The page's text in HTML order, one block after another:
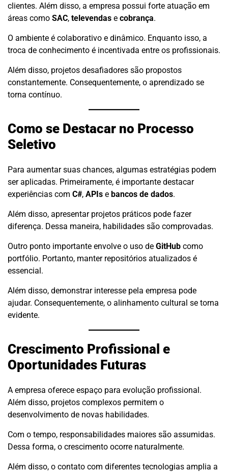
clientes. Além disso, a empresa possui forte atuação em
áreas como SAC, televendas e cobrança.
O ambiente é colaborativo e dinâmico. Enquanto isso, a
troca de conhecimento é incentivada entre os profissionais.
Além disso, projetos desafiadores são propostos
constantemente. Consequentemente, o aprendizado se
torna contínuo.
Como se Destacar no Processo
Seletivo
Para aumentar suas chances, algumas estratégias podem
ser aplicadas. Primeiramente, é importante destacar
experiências com C#, APIs e bancos de dados.
Além disso, apresentar projetos práticos pode fazer
diferença. Dessa maneira, habilidades são comprovadas.
Outro ponto importante envolve o uso de GitHub como
portfólio. Portanto, manter repositórios atualizados é
essencial.
Além disso, demonstrar interesse pela empresa pode
ajudar. Consequentemente, o alinhamento cultural se torna
evidente.
Crescimento Profissional e
Oportunidades Futuras
A empresa oferece espaço para evolução profissional.
Além disso, projetos complexos permitem o
desenvolvimento de novas habilidades.
Com o tempo, responsabilidades maiores são assumidas.
Dessa forma, o crescimento ocorre naturalmente.
Além disso, o contato com diferentes tecnologias amplia a